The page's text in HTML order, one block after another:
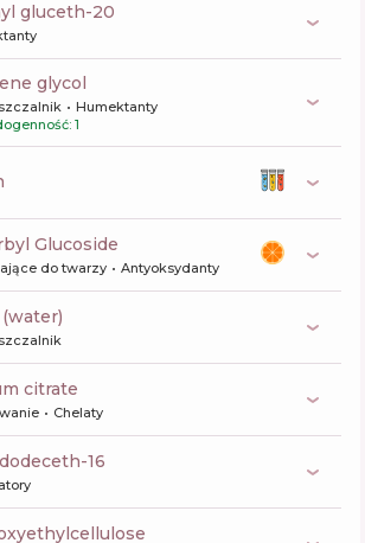
gluceth-20
glycol
Humektanty
1
Glucoside
do twarzy Antyoksydanty
(water)
citrate
Chelaty
16